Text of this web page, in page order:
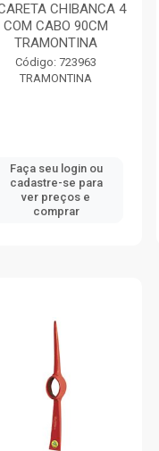
CHIBANCA 4
COM CABO 90CM
TRAMONTINA
Código: 723963
TRAMONTINA
Faça seu login ou
cadastre-se para
ver preços e
comprar